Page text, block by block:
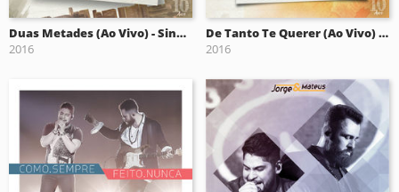
Duas Metades (Ao Vivo) - Single
2016
De Tanto Te Querer (Ao Vivo) - Single
2016